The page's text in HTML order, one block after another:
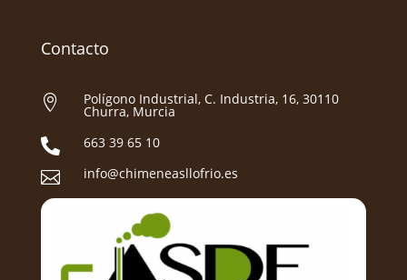
Contacto
 Polígono Industrial, C. Industria, 16, 30110
Churra, Murcia
 663 39 65 10
 info@chimeneasllofrio.es